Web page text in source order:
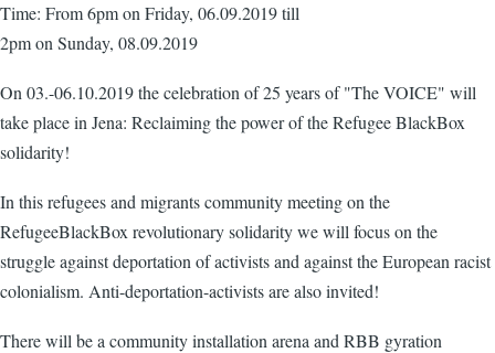
Time: From 6pm on Friday, 06.09.2019 till
2pm on Sunday, 08.09.2019
On 03.-06.10.2019 the celebration of 25 years of "The VOICE" will
take place in Jena: Reclaiming the power of the Refugee BlackBox
solidarity!
In this refugees and migrants community meeting on the
RefugeeBlackBox revolutionary solidarity we will focus on the
struggle against deportation of activists and against the European racist
colonialism. Anti-deportation-activists are also invited!
There will be a community installation arena and RBB gyration